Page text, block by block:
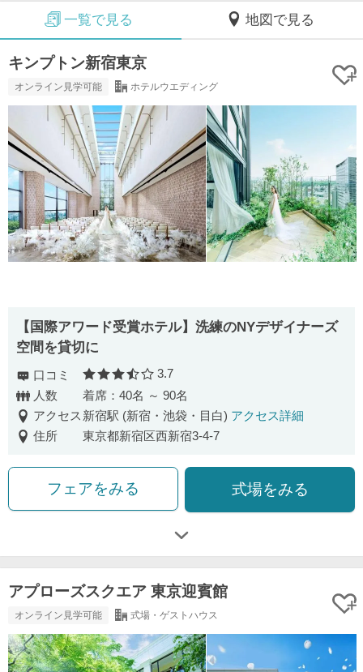
一覧で見る 地図で見る
キンプトン新宿東京
オンライン見学可能 ホテルウエディング
【国際アワード受賞ホテル】洗練のNYデザイナーズ
空間を貸切に
口コミ 口コミ評価
3.7
人数
着席：40名 ～ 90名
アクセス 新宿駅 (新宿・池袋・目白) アクセス詳細
住所
東京都新宿区西新宿3-4-7
フェアをみる 式場をみる
アプローズスクエア 東京迎賓館
オンライン見学可能 式場・ゲストハウス